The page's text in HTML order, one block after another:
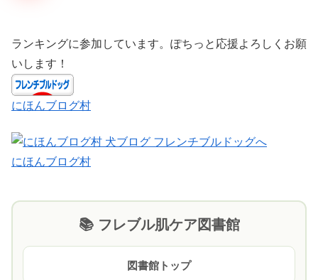
ランキングに参加しています。ぽちっと応援よろしくお願
いします！
にほんブログ村
にほんブログ村
📚 フレブル肌ケア図書館
図書館トップ